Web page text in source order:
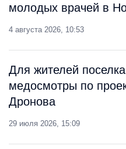
молодых врачей в
4 августа 2026, 10:53
Для жителей
медосмотры по
Дронова
29 июля 2026, 15:09